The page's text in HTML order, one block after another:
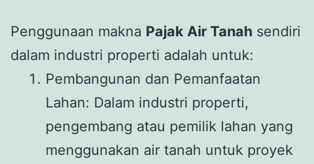
Penggunaan makna Pajak Air Tanah sendiri
dalam industri properti adalah untuk:
Pembangunan dan Pemanfaatan
Lahan: Dalam industri properti,
pengembang atau pemilik lahan yang
menggunakan air tanah untuk proyek